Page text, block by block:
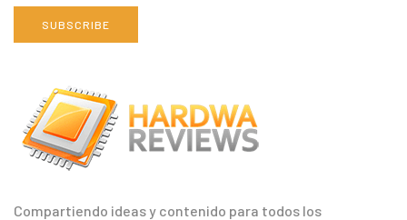
Compartiendo ideas y contenido para todos los
SUBSCRIBE